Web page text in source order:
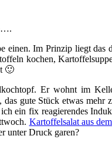
einen. Im Prinzip liegt
kochen,
🙂
Er wohnt im
das gute Stück etwas
ein fix reagierendes
Kartoffelsalat aus
unter Druck garen?